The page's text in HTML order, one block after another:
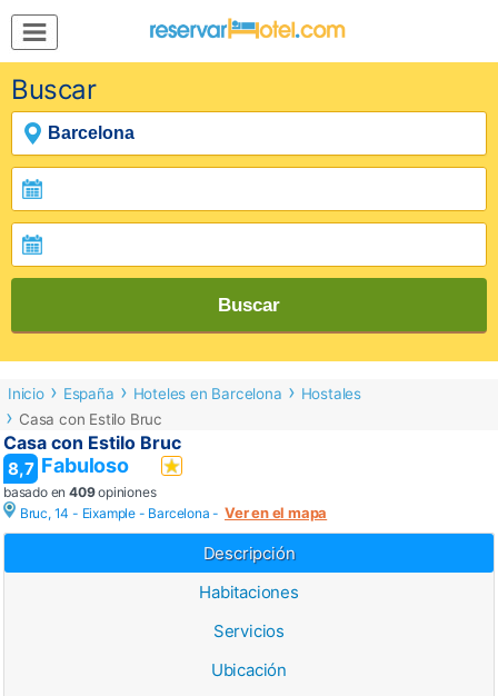
MENÚ
Inicio
Mi
Reserva
Grupos
Inspírate
Buscar
Buscar
Inicio España Hoteles en Barcelona
Hostales
Casa con Estilo Bruc
Casa con Estilo Bruc
8,7 Fabuloso
basado en 409opiniones
Bruc, 14 - Eixample - Barcelona - Ver en el mapa
Descripción
Habitaciones
Servicios
Ubicación